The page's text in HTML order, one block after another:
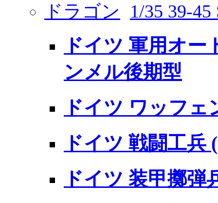
ドラゴン 1/35 39-45
ドイツ 軍用オ
ンメル後期型
ドイツ ワッフェ
ドイツ 戦闘工兵
ドイツ 装甲擲弾